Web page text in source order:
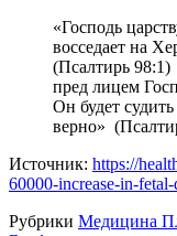
«Господь
восседает на
(Псалтирь 98:1)
пред лицем
Он будет
верно»
Источник: https://
60000-increase-in-
Рубрики Медицина